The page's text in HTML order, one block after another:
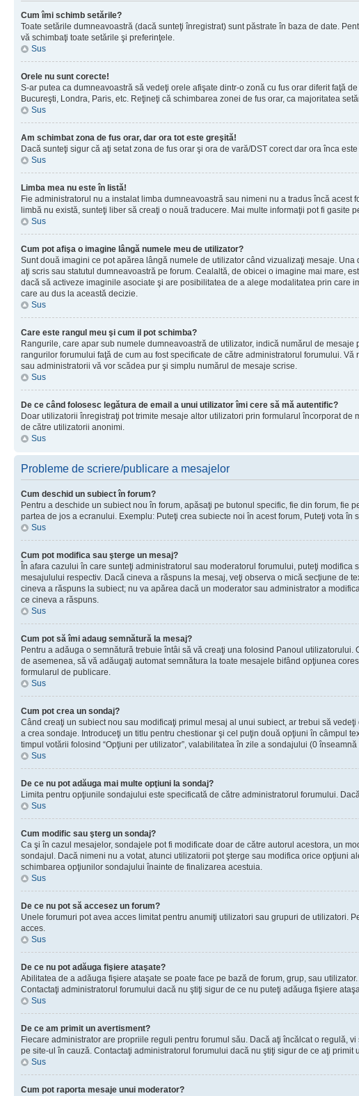
Cum îmi schimb setările?
Toate setările dumneavoastră (dacă sunteţi înregistrat) sunt păstrate în baza de date.
vă schimbaţi toate setările şi preferinţele.
Sus
Orele nu sunt corecte!
S-ar putea ca dumneavoastră să vedeţi orele afişate dintr-o zonă cu fus orar diferit faţă
Bucureşti, Londra, Paris, etc. Reţineţi că schimbarea zonei de fus orar, ca majoritatea
Sus
Am schimbat zona de fus orar, dar ora tot este greşită!
Dacă sunteţi sigur că aţi setat zona de fus orar şi ora de vară/DST corect dar ora înca
Sus
Limba mea nu este în listă!
Fie administratorul nu a instalat limba dumneavoastră sau nimeni nu a tradus încă
limbă nu există, sunteţi liber să creaţi o nouă traducere. Mai multe informaţii pot fi
Sus
Cum pot afişa o imagine lângă numele meu de utilizator?
Sunt două imagini ce pot apărea lângă numele de utilizator când vizualizaţi mesaje.
aţi scris sau statutul dumneavoastră pe forum. Cealaltă, de obicei o imagine mai mare,
dacă să activeze imaginile asociate şi are posibilitatea de a alege modalitatea prin care
care au dus la această decizie.
Sus
Care este rangul meu şi cum il pot schimba?
Rangurile, care apar sub numele dumneavoastră de utilizator, indică numărul de
rangurilor forumului faţă de cum au fost specificate de către administratorul forumului.
sau administratorii vă vor scădea pur şi simplu numărul de mesaje scrise.
Sus
De ce când folosesc legătura de email a unui utilizator îmi cere să mă autentific?
Doar utilizatorii înregistraţi pot trimite mesaje altor utilizatori prin formularul încorporat
de către utilizatorii anonimi.
Sus
Probleme de scriere/publicare a mesajelor
Cum deschid un subiect în forum?
Pentru a deschide un subiect nou în forum, apăsaţi pe butonul specific, fie din forum,
partea de jos a ecranului. Exemplu: Puteţi crea subiecte noi în acest forum, Puteţi vota în
Sus
Cum pot modifica sau şterge un mesaj?
În afara cazului în care sunteţi administratorul sau moderatorul forumului, puteţi
mesajulului respectiv. Dacă cineva a răspuns la mesaj, veţi observa o mică secţiune de
cineva a răspuns la subiect; nu va apărea dacă un moderator sau administrator a
ce cineva a răspuns.
Sus
Cum pot să îmi adaug semnătură la mesaj?
Pentru a adăuga o semnătură trebuie întâi să vă creaţi una folosind Panoul utilizatorului.
de asemenea, să vă adăugaţi automat semnătura la toate mesajele bifând opţiunea
formularul de publicare.
Sus
Cum pot crea un sondaj?
Când creaţi un subiect nou sau modificaţi primul mesaj al unui subiect, ar trebui să vedeţi
a crea sondaje. Introduceţi un titlu pentru chestionar şi cel puţin două opţiuni în câmpul
timpul votării folosind “Opţiuni per utilizator”, valabilitatea în zile a sondajului (0
Sus
De ce nu pot adăuga mai multe opţiuni la sondaj?
Limita pentru opţiunile sondajului este specificată de către administratorul forumului.
Sus
Cum modific sau şterg un sondaj?
Ca şi în cazul mesajelor, sondajele pot fi modificate doar de către autorul acestora, un
sondajul. Dacă nimeni nu a votat, atunci utilizatorii pot şterge sau modifica orice opţiuni
schimbarea opţiunilor sondajului înainte de finalizarea acestuia.
Sus
De ce nu pot să accesez un forum?
Unele forumuri pot avea acces limitat pentru anumiţi utilizatori sau grupuri de utilizatori.
acces.
Sus
De ce nu pot adăuga fişiere ataşate?
Abilitatea de a adăuga fişiere ataşate se poate face pe bază de forum, grup, sau
Contactaţi administratorul forumului dacă nu ştiţi sigur de ce nu puteţi adăuga fişiere
Sus
De ce am primit un avertisment?
Fiecare administrator are propriile reguli pentru forumul său. Dacă aţi încălcat o regulă,
pe site-ul în cauză. Contactaţi administratorul forumului dacă nu ştiţi sigur de ce aţi primit
Sus
Cum pot raporta mesaje unui moderator?